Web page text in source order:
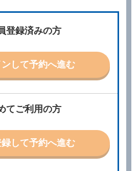
イルドシート等付属品の要否、その
下「借受条件」といいます。）を明
に電子メールによる予約に応じま
実際に相違があった場合でも当社は
とします。
予約の申込みがあったときは、原
除き、別に定める予約申込金を支払
１項の借受条件を変更しようとする
当社の承諾を受けなければならな
てご利用の方
して予約へ進む
登録済みの方
ンして予約へ進む